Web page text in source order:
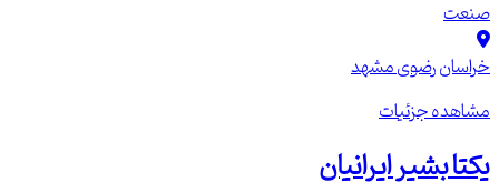
صنعت
خراسان رضویمشهد
مشاهده جزئیات
یکتا بشیر ایرانیان